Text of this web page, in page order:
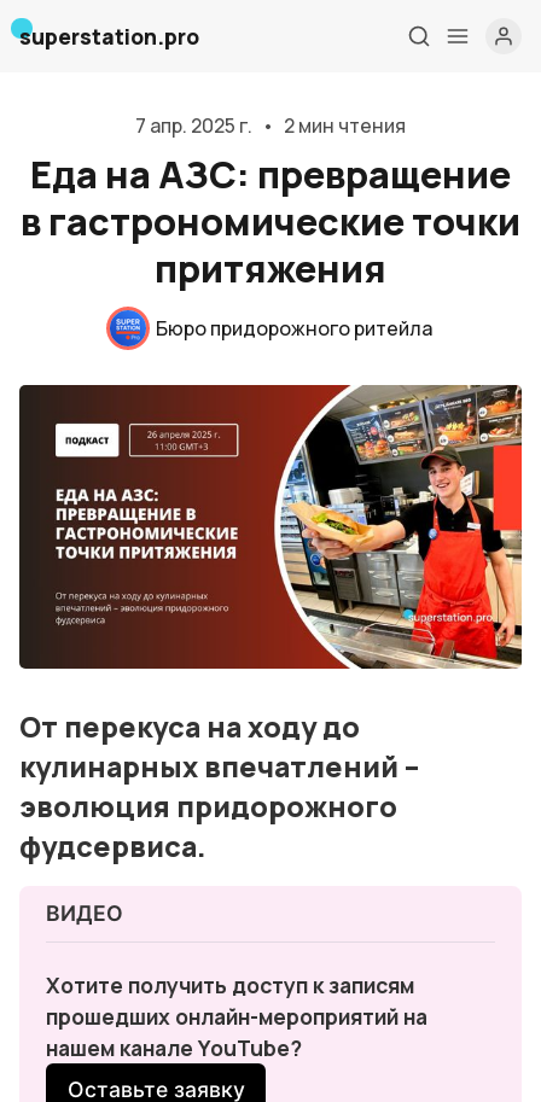
Дизайн и проектирование
Консалтинг и обучение
Блог
События
Лучшие АЗС мира
Мнения
Условия использования материалов
Политика конфиденциальности и cookie
superstation.pro
7 апр. 2025 г. • 2 мин чтения
Еда на АЗС: превращение
в гастрономические точки
притяжения
Бюро придорожного ритейла
От перекуса на ходу до
кулинарных впечатлений –
эволюция придорожного
фудсервиса.
ВИДЕО
Хотите получить доступ к записям
прошедших онлайн-мероприятий на
нашем канале YouTube?
Оставьте заявку